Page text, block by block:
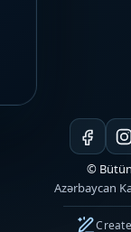
©
Azərbaycan